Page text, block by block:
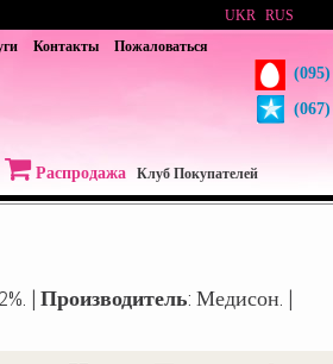
Контакты Пожаловаться
(095)
(067)
UKR RUS
Распродажа Клуб Покупателей
| Производитель: Медисон. |